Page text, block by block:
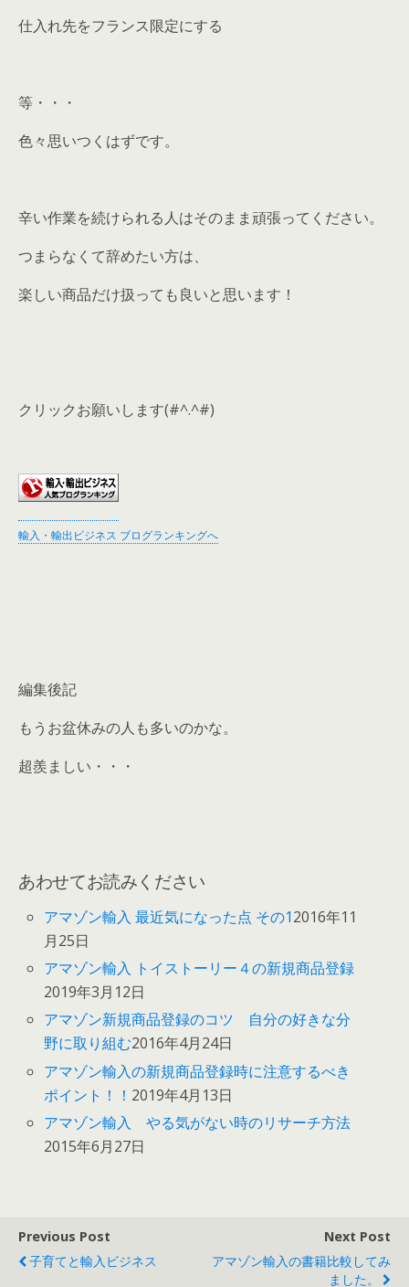
仕入れ先をフランス限定にする
等・・・
色々思いつくはずです。
辛い作業を続けられる人はそのまま頑張ってください。
つまらなくて辞めたい方は、
楽しい商品だけ扱っても良いと思います！
クリックお願いします(#^.^#)
輸入・輸出ビジネス ブログランキングへ
編集後記
もうお盆休みの人も多いのかな。
超羨ましい・・・
あわせてお読みください
アマゾン輸入 最近気になった点 その12016年11
月25日
アマゾン輸入 トイストーリー４の新規商品登録
2019年3月12日
アマゾン新規商品登録のコツ 自分の好きな分
野に取り組む2016年4月24日
アマゾン輸入の新規商品登録時に注意するべき
ポイント！！ 2019年4月13日
アマゾン輸入 やる気がない時のリサーチ方法
2015年6月27日
Previous Post
子育てと輸入ビジネス
Next Post
アマゾン輸入の書籍比較してみ
ました。